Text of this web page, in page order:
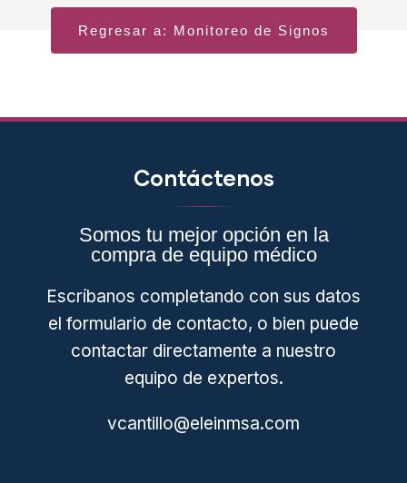
Regresar a: Monitoreo de Signos
Contáctenos
Somos tu mejor opción en la
compra de equipo médico
Escríbanos completando con sus datos
el formulario de contacto, o bien puede
contactar directamente a nuestro
equipo de expertos.
vcantillo@eleinmsa.com